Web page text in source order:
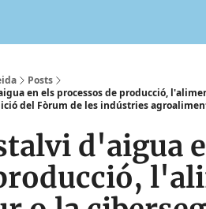
Posts
en els processos de producció,
del Fòrum de les indústries
d'aigua